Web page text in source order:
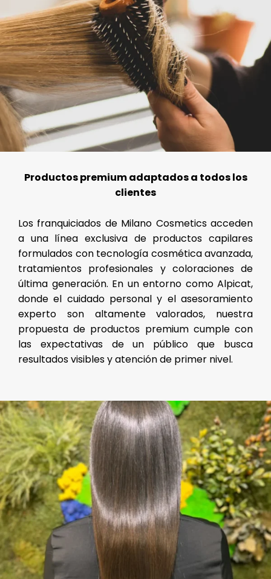
Productos premium adaptados a todos los
clientes
Los franquiciados de Milano Cosmetics acceden
a una línea exclusiva de productos capilares
formulados con tecnología cosmética avanzada,
tratamientos profesionales y coloraciones de
última generación. En un entorno como Alpicat,
donde el cuidado personal y el asesoramiento
experto son altamente valorados, nuestra
propuesta de productos premium cumple con
las expectativas de un público que busca
resultados visibles y atención de primer nivel.